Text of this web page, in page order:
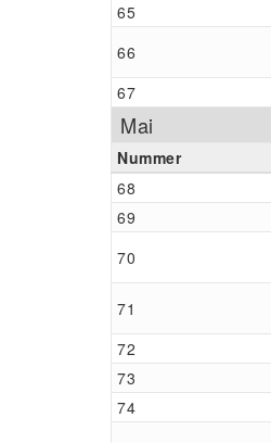
65
66
67
Mai
Nummer
68
69
70
71
72
73
74